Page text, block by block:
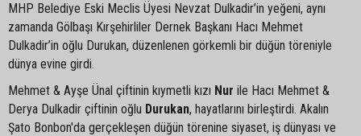
MHP Belediye Eski Meclis Üyesi Nevzat Dulkadir’in yeğeni, aynı
zamanda Gölbaşı Kırşehirliler Dernek Başkanı Hacı Mehmet
Dulkadir’in oğlu Durukan, düzenlenen görkemli bir düğün töreniyle
dünya evine girdi.
Mehmet & Ayşe Ünal çiftinin kıymetli kızı Nur ile Hacı Mehmet &
Derya Dulkadir çiftinin oğlu Durukan, hayatlarını birleştirdi. Akalın
Şato Bonbon'da gerçekleşen düğün törenine siyaset, iş dünyası ve